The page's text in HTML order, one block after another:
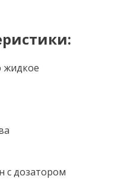
жидкое
с дозатором